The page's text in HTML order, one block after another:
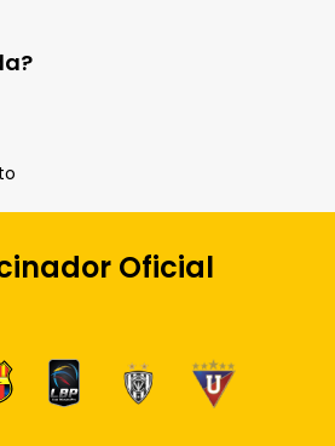
Oficial